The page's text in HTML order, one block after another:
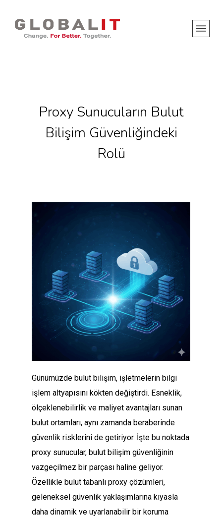
Proxy Sunucuların Bulut
Bilişim Güvenliğindeki
Rolü
Günümüzde bulut bilişim, işletmelerin bilgi
işlem altyapısını kökten değiştirdi. Esneklik,
ölçeklenebilirlik ve maliyet avantajları sunan
bulut ortamları, aynı zamanda beraberinde
güvenlik risklerini de getiriyor. İşte bu noktada
proxy sunucular, bulut bilişim güvenliğinin
vazgeçilmez bir parçası haline geliyor.
Özellikle bulut tabanlı proxy çözümleri,
geleneksel güvenlik yaklaşımlarına kıyasla
daha dinamik ve uyarlanabilir bir koruma